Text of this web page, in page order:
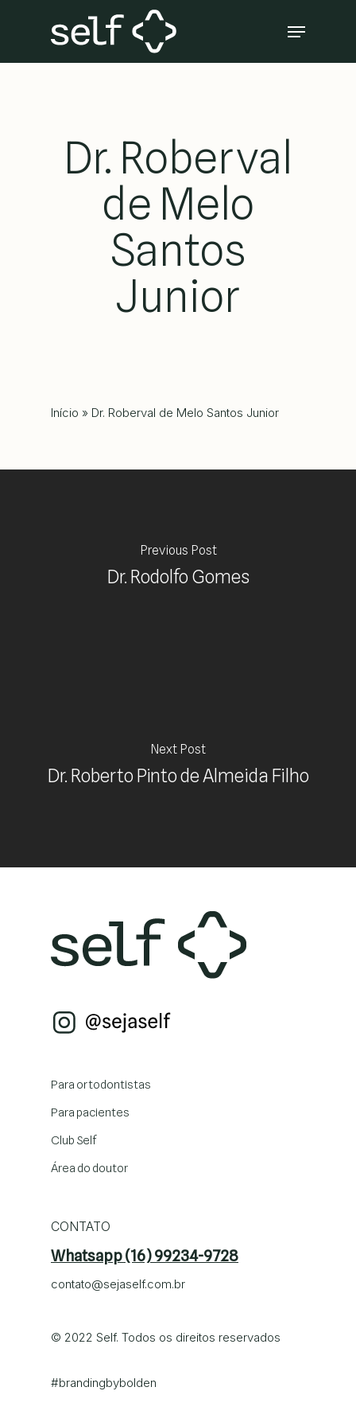
Menu
Dr. Roberval
de Melo
Santos
Junior
Início » Dr. Roberval de Melo Santos Junior
Previous Post
Dr. Rodolfo Gomes
Next Post
Dr. Roberto Pinto de Almeida Filho
Para ortodontistas
Para pacientes
Club Self
Área do doutor
CONTATO
Whatsapp (16) 99234-9728
contato@sejaself.com.br
© 2022 Self. Todos os direitos reservados
#brandingbybolden